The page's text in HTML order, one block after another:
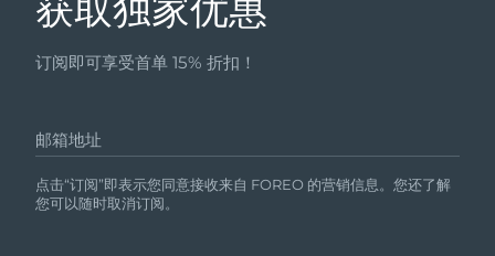
订阅即可享受首单 15% 折扣！
邮箱地址
点击“订阅”即表示您同意接收来自 FOREO 的营销信息。您还了解
您可以随时取消订阅。